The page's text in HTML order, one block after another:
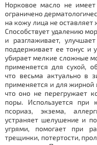
Норковое масло не
ограничено
на кожу лица не оставляет
Способствует удалению
и разглаживает,
поддерживает ее тонус и
убирает мелкие сложные
применяется для сухой,
что весьма актуально в
применяется и для
что оно не перегружает
поры. Используется при
псориаз, экзема,
устраняет шелушение и
угрями, помогает при
трещинки, потертости,